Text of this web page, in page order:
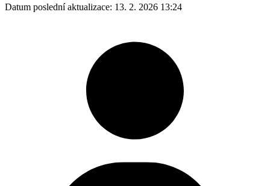
Datum poslední aktualizace: 13. 2. 2026 13:24